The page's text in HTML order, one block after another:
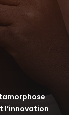
l’innovation